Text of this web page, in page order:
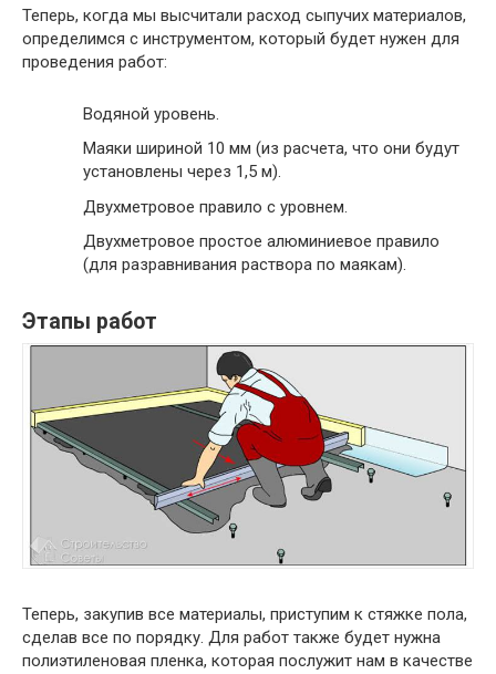
Теперь, когда мы высчитали расход сыпучих материалов,
определимся с инструментом, который будет нужен для
проведения работ:
Водяной уровень.
Маяки шириной 10 мм (из расчета, что они будут
установлены через 1,5 м).
Двухметровое правило с уровнем.
Двухметровое простое алюминиевое правило
(для разравнивания раствора по маякам).
Этапы работ
Теперь, закупив все материалы, приступим к стяжке пола,
сделав все по порядку. Для работ также будет нужна
полиэтиленовая пленка, которая послужит нам в качестве